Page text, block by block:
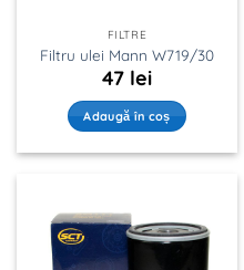
FILTRE
Filtru ulei Mann W719/30
47 lei
Adaugă în coș